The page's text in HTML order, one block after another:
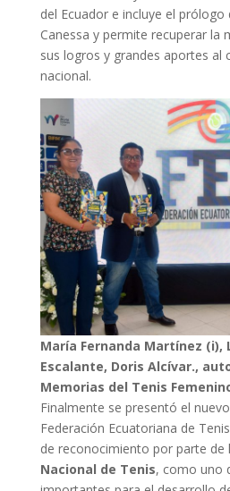
del Ecuador e incluye el
Canessa y permite recuperar la
sus logros y grandes aportes al
nacional.
María Fernanda Martínez (i),
Escalante, Doris Alcívar.,
Memorias del Tenis
Finalmente se presentó el
Federación Ecuatoriana de
de reconocimiento por parte de
Nacional de Tenis, como uno